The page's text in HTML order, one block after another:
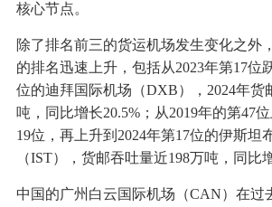
核心节点。
除了排名前三的货运机场发生变化之外
的排名迅速上升，包括从2023年第17位
位的迪拜国际机场（DXB），2024年货
吨，同比增长20.5%；从2019年的第47
19位，再上升到2024年第17位的伊斯坦
（IST），货邮吞吐量近198万吨，同比
中国的广州白云国际机场（CAN）在过